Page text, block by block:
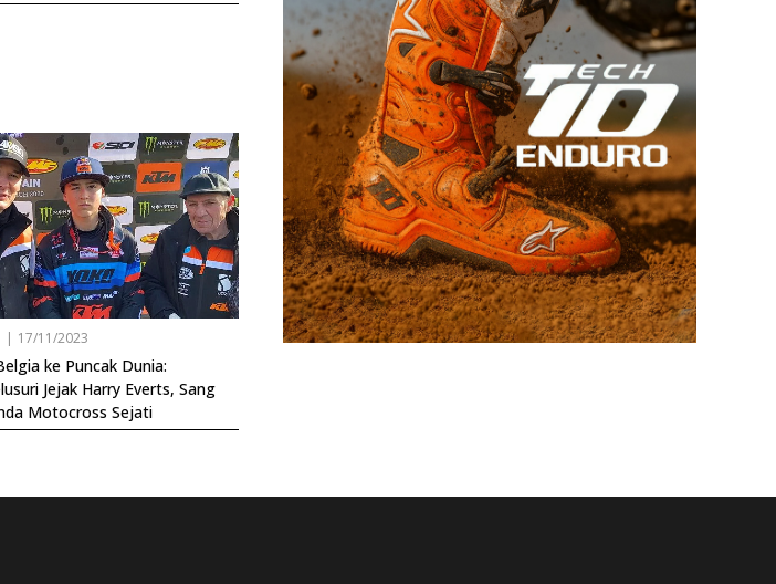
| 17/11/2023
ke Puncak Dunia:
Jejak Harry Everts, Sang
Motocross Sejati